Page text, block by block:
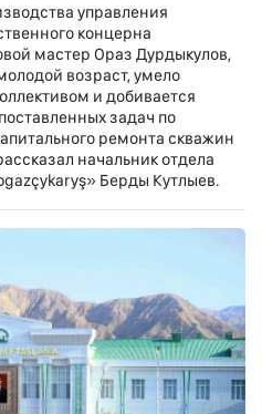
управления
концерна
мастер Ораз Дурдыкулов,
возраст, умело
и добивается
задач по
ремонта скважин
начальник отдела
Берды Кутлыев.